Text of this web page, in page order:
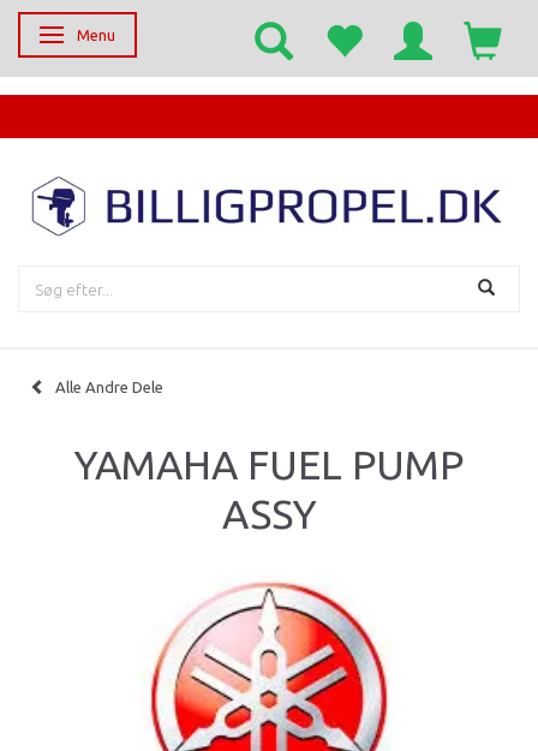
Skifte navigation
Menu
Alle Andre Dele
YAMAHA FUEL PUMP
ASSY